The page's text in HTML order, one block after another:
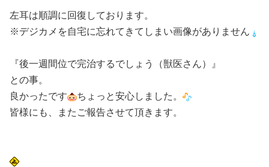
左耳は順調に回復しております。
※デジカメを自宅に忘れてきてしまい画像がありません
『後一週間位で完治するでしょう（獣医さん）』
との事。
良かったです
ちょっと安心しました。
皆様にも、またご報告させて頂きます。